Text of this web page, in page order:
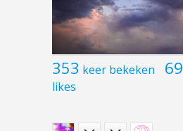
353 keer bekeken 69
likes